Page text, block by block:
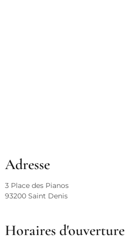
Adresse
3 Place des Pianos
93200 Saint Denis
Horaires d'ouverture